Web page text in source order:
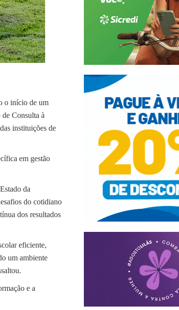
o início de um
Consulta à
instituições de
em gestão
da
do cotidiano
dos resultados
eficiente,
um ambiente
e a